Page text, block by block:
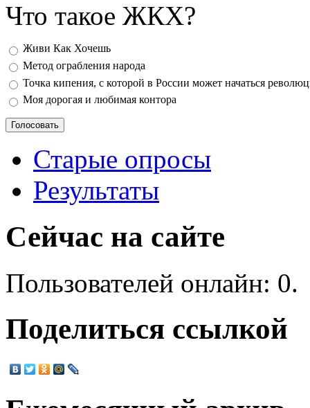
Что такое ЖКХ?
Варианты
Живи Как Хочешь
Метод ограбления народа
Точка кипения, с которой в России может начаться
Моя дорогая и любимая контора
Старые опросы
Результаты
Сейчас на сайте
Пользователей онлайн: 0.
Поделиться ссылкой